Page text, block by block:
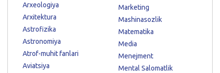
Arxeologiya
Arxitektura
Astrofizika
Astronomiya
Atrof-muhit fanlari
Aviatsiya
Marketing
Mashinasozlik
Matematika
Media
Menejment
Mental Salomatlik